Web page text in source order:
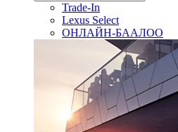
Trade-In
Lexus Select
ОНЛАЙН-БААЛОО